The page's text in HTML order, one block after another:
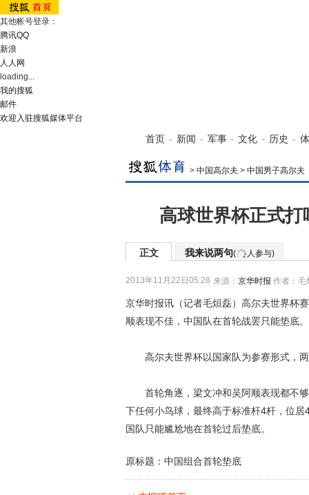
其他帐号登录：
腾讯QQ
新浪
人人网
loading...
我的搜狐
邮件
欢迎入驻搜狐媒体平台
首页 - 新闻 - 军事 - 文化 - 历史 -
> 中国高尔夫 > 中国男子高尔夫
高球世界杯正式
正文 我来说两句( 人参与)
2013年11月22日05:28 来源： 京华时报 作者：毛
京华时报讯（记者毛烜磊）高尔夫世界杯
顺表现不佳，中国队在首轮战罢只能垫底。
高尔夫世界杯以国家队为参赛形式，两
首轮角逐，梁文冲和吴阿顺表现都不够
下任何小鸟球，最终高于标准杆4杆，位
国队只能尴尬地在首轮过后垫底。
原标题：中国组合首轮垫底